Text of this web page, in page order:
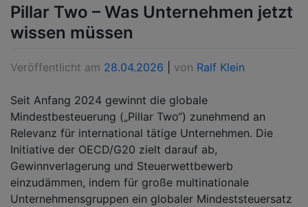
Pillar Two – Was Unternehmen jetzt
wissen müssen
Veröffentlicht am 28.04.2026 von Ralf Klein
Seit Anfang 2024 gewinnt die globale
Mindestbesteuerung („Pillar Two“) zunehmend an
Relevanz für international tätige Unternehmen. Die
Initiative der OECD/G20 zielt darauf ab,
Gewinnverlagerung und Steuerwettbewerb
einzudämmen, indem für große multinationale
Unternehmensgruppen ein globaler Mindeststeuersatz